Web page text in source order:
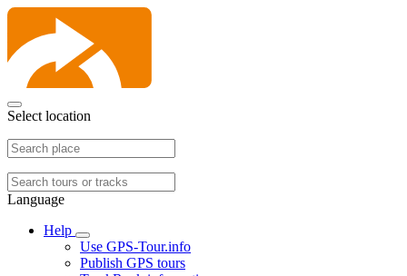
Select location
Language
Help
Use GPS-Tour.info
Publish GPS tours